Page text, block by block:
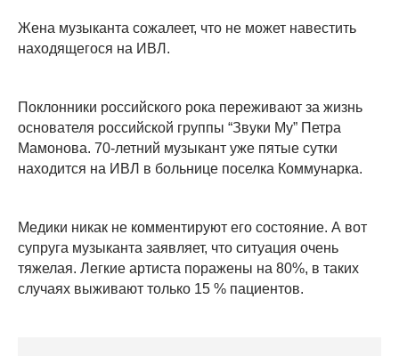
Жена музыканта сожалеет, что не может навестить
находящегося на ИВЛ.
Поклонники российского рока переживают за жизнь
основателя российской группы “Звуки Му” Петра
Мамонова. 70-летний музыкант уже пятые сутки
находится на ИВЛ в больнице поселка Коммунарка.
Медики никак не комментируют его состояние. А вот
супруга музыканта заявляет, что ситуация очень
тяжелая. Легкие артиста поражены на 80%, в таких
случаях выживают только 15 % пациентов.